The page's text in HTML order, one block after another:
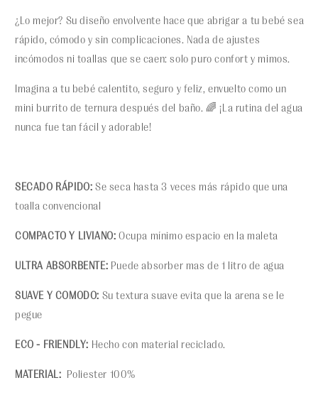
¿Lo mejor? Su diseño envolvente hace que abrigar a tu bebé sea
rápido, cómodo y sin complicaciones. Nada de ajustes
incómodos ni toallas que se caen: solo puro confort y mimos.
Imagina a tu bebé calentito, seguro y feliz, envuelto como un
mini burrito de ternura después del baño. 🌈 ¡La rutina del agua
nunca fue tan fácil y adorable!
SECADO RÁPIDO: Se seca hasta 3 veces más rápido que una
toalla convencional
COMPACTO Y LIVIANO: Ocupa mínimo espacio en la maleta
ULTRA ABSORBENTE: Puede absorber mas de 1 litro de agua
SUAVE Y COMODO: Su textura suave evita que la arena se le
pegue
ECO - FRIENDLY: Hecho con material reciclado.
MATERIAL: Poliester 100%